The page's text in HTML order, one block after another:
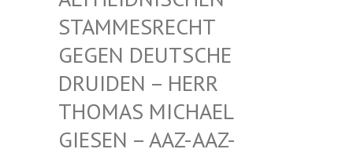
ESRECHT GEGEN
DEUTSCHE DRUID
EN – HERR THOMA
S MICHAEL GIESE
N – AAZ-AAZ-AWZ-S